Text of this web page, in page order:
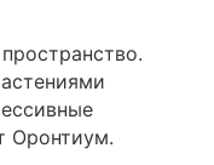
Оронтиум.